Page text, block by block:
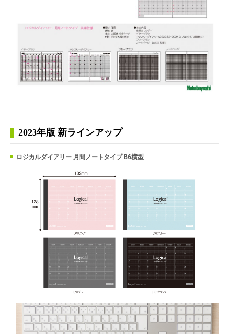
2023年版 新ラインアップ
ロジカルダイアリー 月間ノートタイプ B6横型